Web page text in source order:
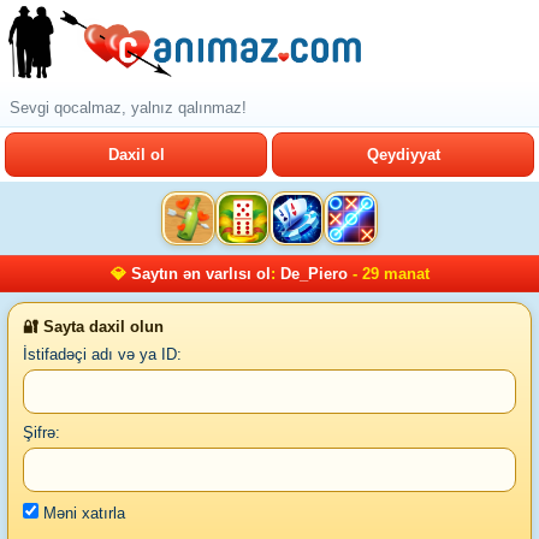
Sevgi qocalmaz, yalnız qalınmaz!
Daxil ol Qeydiyyat
💎 Saytın ən varlısı ol : De_Piero- 29 manat
🔐 Sayta daxil olun
İstifadəçi adı və ya ID:
Şifrə:
Məni xatırla